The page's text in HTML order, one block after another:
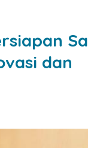
dan